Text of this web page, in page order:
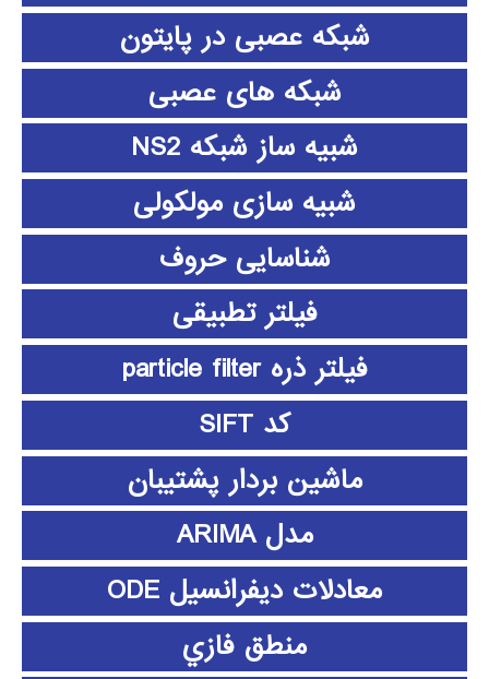
شبکه عصبی در پایتون
شبکه های عصبی
شبیه ساز شبکه NS2
شبیه سازی مولکولی
شناسایی حروف
فیلتر تطبیقی
فیلتر ذره particle filter
کد SIFT
ماشین بردار پشتیبان
مدل ARIMA
معادلات دیفرانسیل ODE
منطق فازي